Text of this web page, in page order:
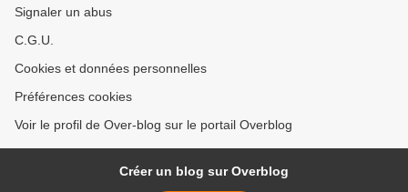
Signaler un abus
C.G.U.
Cookies et données personnelles
Préférences cookies
Voir le profil de Over-blog sur le portail Overblog
Créer un blog sur Overblog